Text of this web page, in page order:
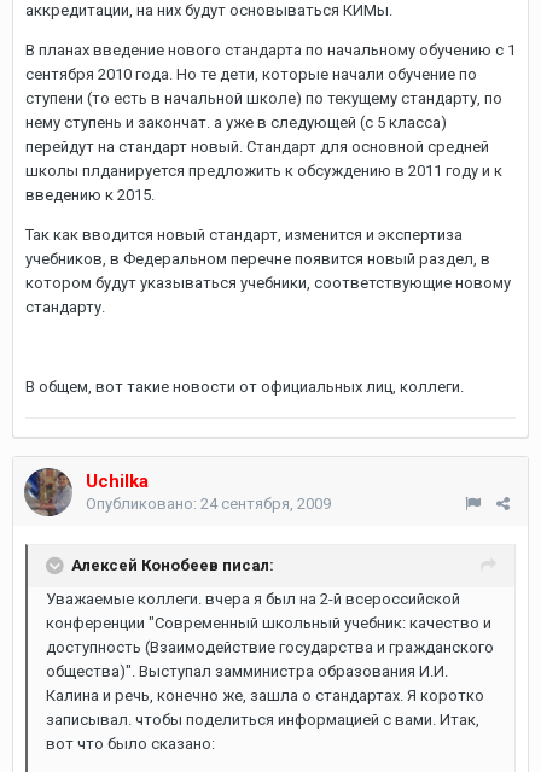
аккредитации, на них будут основываться КИМы.
В планах введение нового стандарта по начальному обучению с 1
сентября 2010 года. Но те дети, которые начали обучение по
ступени (то есть в начальной школе) по текущему стандарту, по
нему ступень и закончат. а уже в следующей (с 5 класса)
перейдут на стандарт новый. Стандарт для основной средней
школы плданируется предложить к обсуждению в 2011 году и к
введению к 2015.
Так как вводится новый стандарт, изменится и экспертиза
учебников, в Федеральном перечне появится новый раздел, в
котором будут указываться учебники, соответствующие новому
стандарту.
В общем, вот такие новости от официальных лиц, коллеги.
Uchilka
Опубликовано: 24 сентября, 2009
Алексей Конобеев писал:
Уважаемые коллеги. вчера я был на 2-й всероссийской
конференции "Современный школьный учебник: качество и
доступность (Взаимодействие государства и гражданского
общества)". Выступал замминистра образования И.И.
Калина и речь, конечно же, зашла о стандартах. Я коротко
записывал. чтобы поделиться информацией с вами. Итак,
вот что было сказано: